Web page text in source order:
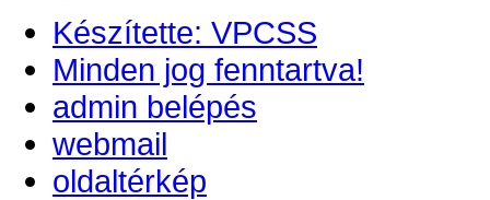
Készítette: VPCSS
Minden jog fenntartva!
admin belépés
webmail
oldaltérkép